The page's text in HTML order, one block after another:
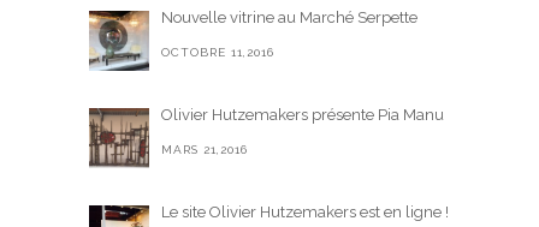
Nouvelle vitrine au Marché Serpette
OCTOBRE 11,2016
Olivier Hutzemakers présente Pia Manu
MARS 21,2016
Le site Olivier Hutzemakers est en ligne !